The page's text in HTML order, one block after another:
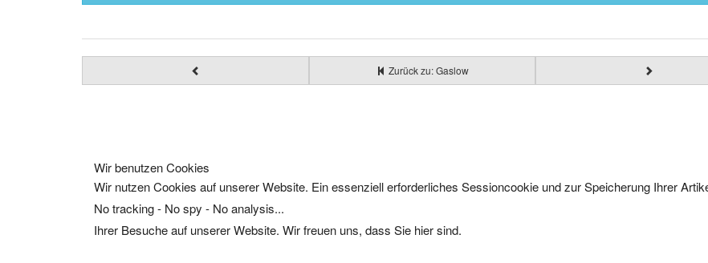
Zurück zu: Gaslow
Wir benutzen Cookies
Wir nutzen Cookies auf unserer Website. Ein essenziell erforderliches Sessioncookie und zur Speicherung Ihrer
No tracking - No spy - No analysis...
Ihrer Besuche auf unserer Website. Wir freuen uns, dass Sie hier sind.